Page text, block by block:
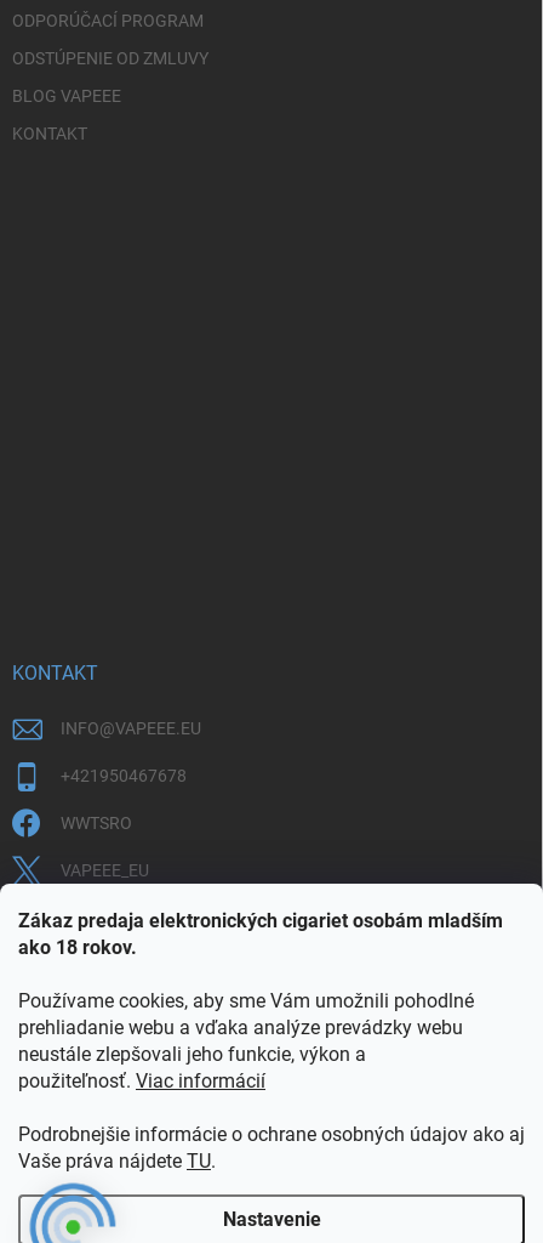
Zákaz predaja elektronických cigariet osobám mladším
ako 18 rokov.
Používame cookies, aby sme Vám umožnili pohodlné
prehliadanie webu a vďaka analýze prevádzky webu
neustále zlepšovali jeho funkcie, výkon a
použiteľnosť. Viac informácií
Podrobnejšie informácie o ochrane osobných údajov ako aj
Vaše práva nájdete TU.
Nastavenie
ODPORÚČACÍ PROGRAM
ODSTÚPENIE OD ZMLUVY
BLOG VAPEEE
KONTAKT
KONTAKT
INFO@VAPEEE.EU
+421950467678
WWTSRO
VAPEEE_EU
VAPEEE.EU
COOKIES
OBCHODNÉ PODMIENKY
POŠTOVNÉ A DOPRAVA
VERNOSTNÝ PROGRAM
KONTAKT